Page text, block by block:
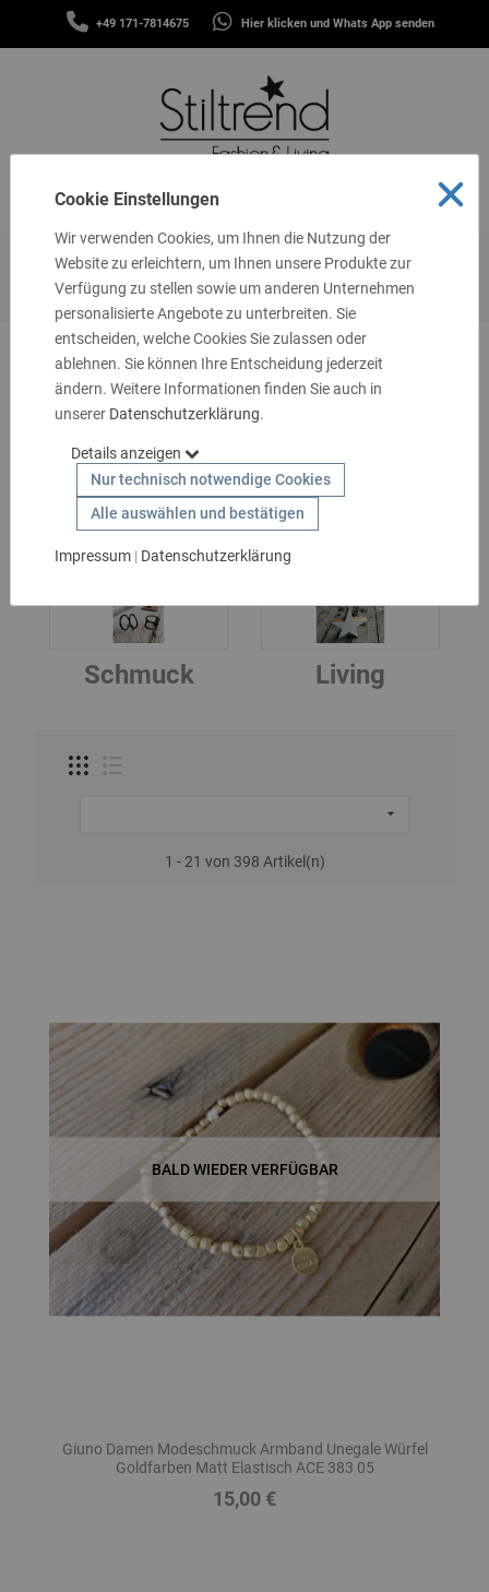
+49 171-7814675 Hier klicken und Whats App senden
MENÜ
SCHALS
STIRNBÄNDER
GUTSCHEINE
TASCHEN
&
MEHR
LIVING
SCHMUCK
SOCKEN
GESCHENKIDEEN
HANDSCHUHE
MARKEN
Geschenkideen 10 - 20 €
10 - 20 €
UNTERKATEGORIEN
Schmuck Living

1 - 21 von 398 Artikel(n)
BALD WIEDER VERFÜGBAR
Giuno Damen Modeschmuck Armband Unegale Würfel
Goldfarben Matt Elastisch ACE 383 05
Preis
15,00 €
Cookie Einstellungen
Wir verwenden Cookies, um Ihnen die Nutzung der
Website zu erleichtern, um Ihnen unsere Produkte zur
Verfügung zu stellen sowie um anderen Unternehmen
personalisierte Angebote zu unterbreiten. Sie
entscheiden, welche Cookies Sie zulassen oder
ablehnen. Sie können Ihre Entscheidung jederzeit
ändern. Weitere Informationen finden Sie auch in
unserer Datenschutzerklärung.
Details anzeigen
Nur technisch notwendige Cookies
Alle auswählen und bestätigen
Impressum| Datenschutzerklärung